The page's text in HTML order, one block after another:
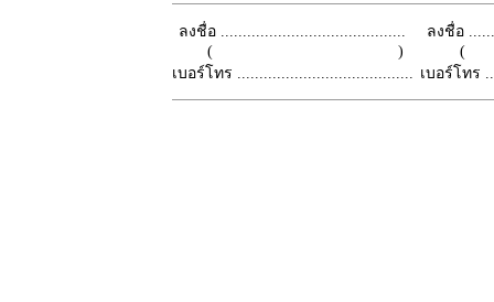
ลงชื่อ ..........................................
( )
เบอร์โทร ........................................
ลงชื่อ
เบอร์โทร